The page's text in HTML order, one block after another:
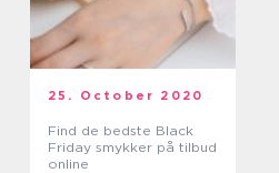
25. October 2020
Find de bedste Black
Friday smykker på tilbud
online